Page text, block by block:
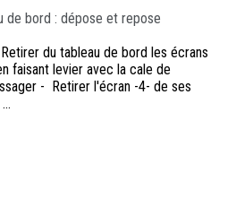
de bord : dépose et repose
du tableau de bord les écrans
faisant levier avec la cale de
- Retirer l'écran -4- de ses